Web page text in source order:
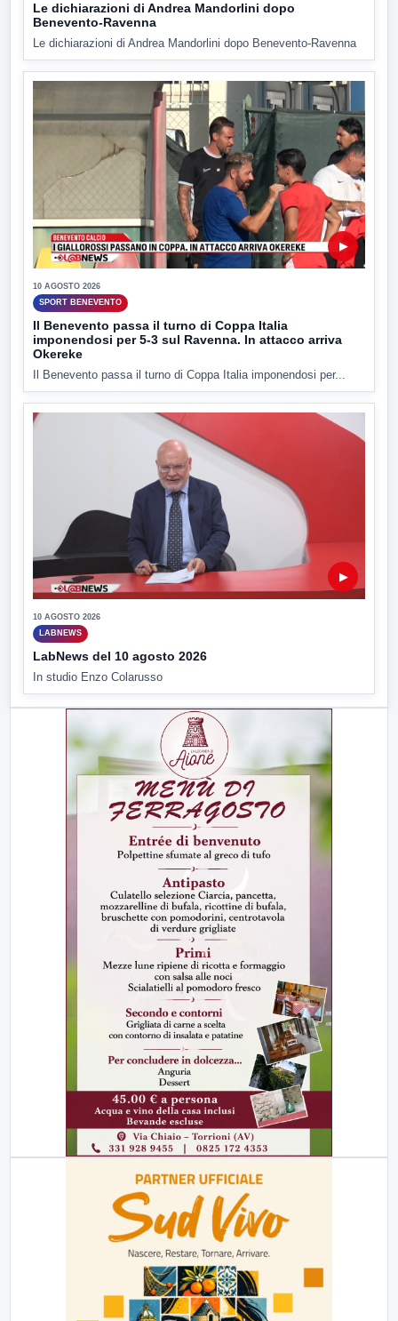
Le dichiarazioni di Andrea Mandorlini dopo
Benevento-Ravenna
Le dichiarazioni di Andrea Mandorlini dopo Benevento-Ravenna
▶
10 AGOSTO 2026
SPORT BENEVENTO
Il Benevento passa il turno di Coppa Italia
imponendosi per 5-3 sul Ravenna. In attacco arriva
Okereke
Il Benevento passa il turno di Coppa Italia imponendosi per...
▶
10 AGOSTO 2026
LABNEWS
LabNews del 10 agosto 2026
In studio Enzo Colarusso